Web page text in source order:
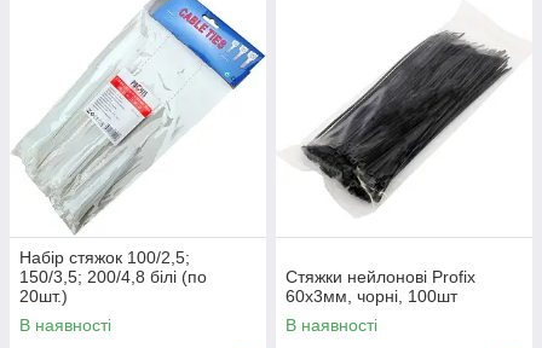
Набір стяжок 100/2,5;
150/3,5; 200/4,8 білі (по
20шт.)
В наявності
Стяжки нейлонові Profix
60х3мм, чорні, 100шт
В наявності